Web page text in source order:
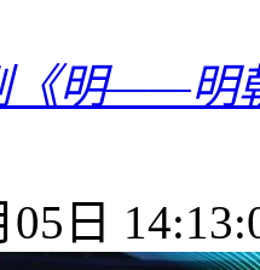
《明——明
05日